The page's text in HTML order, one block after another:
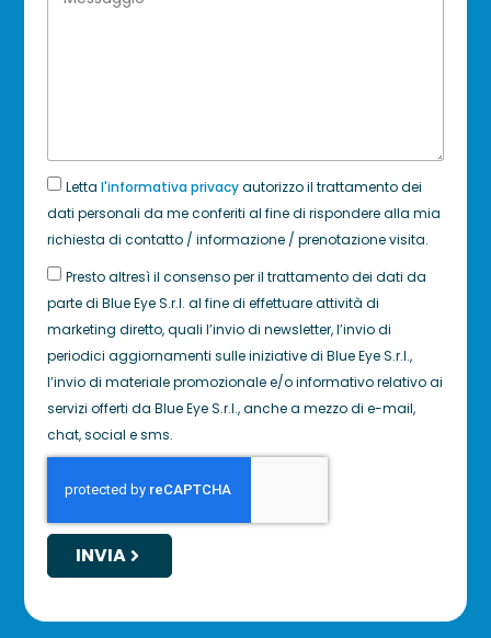
Letta l'informativa privacyautorizzo il trattamento dei
dati personali da me conferiti al fine di rispondere alla mia
richiesta di contatto / informazione / prenotazione visita.
Presto altresì il consenso per il trattamento dei dati da
parte di Blue Eye S.r.l. al fine di effettuare attività di
marketing diretto, quali l’invio di newsletter, l’invio di
periodici aggiornamenti sulle iniziative di Blue Eye S.r.l.,
l’invio di materiale promozionale e/o informativo relativo ai
servizi offerti da Blue Eye S.r.l., anche a mezzo di e-mail,
chat, social e sms.
INVIA